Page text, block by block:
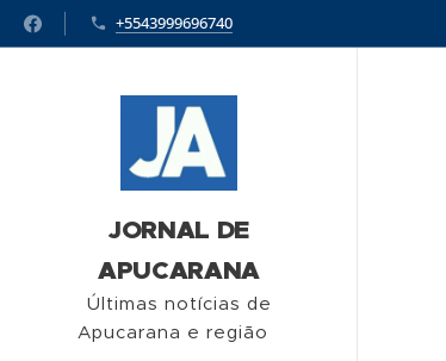
+5543999696740
JORNAL DE
APUCARANA
Últimas notícias de
Apucarana e região